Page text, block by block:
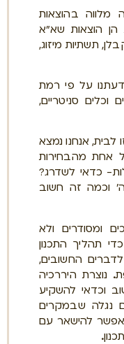
מלווה בהוצאות
הוצאות שא"א
תשתיות מיזוג,
דעתנו על פי רמת
סניטריים,
לבית, אנחנו נמצא
אחת מהבחירות
כדאי לשדרג?
וכמה זה חשוב
ומסודרים ולא
תהליך התכנון
החשובים,
. נוצרת היררכיה
וכדאי להשקיע
נגלה שבמקרים
להישאר עם
.